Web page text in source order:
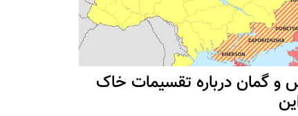
گمان درباره تقسیمات خاک